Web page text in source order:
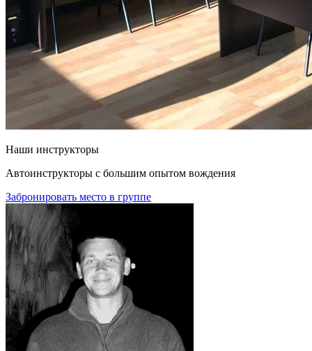
Наши инструкторы
Автоинструкторы с большим опытом вождения
Забронировать место в группе